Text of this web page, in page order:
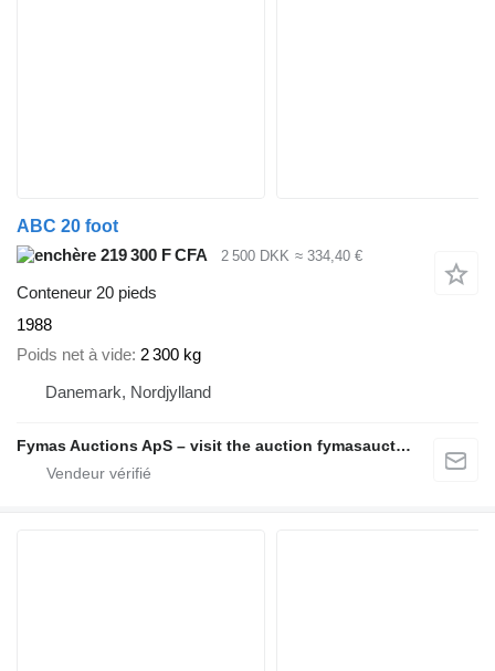
ABC 20 foot
219 300 F CFA
2 500 DKK ≈ 334,40 €
Conteneur 20 pieds
1988
Poids net à vide 2 300 kg
Danemark, Nordjylland
Fymas Auctions ApS – visit the auction fymasauctions.dk